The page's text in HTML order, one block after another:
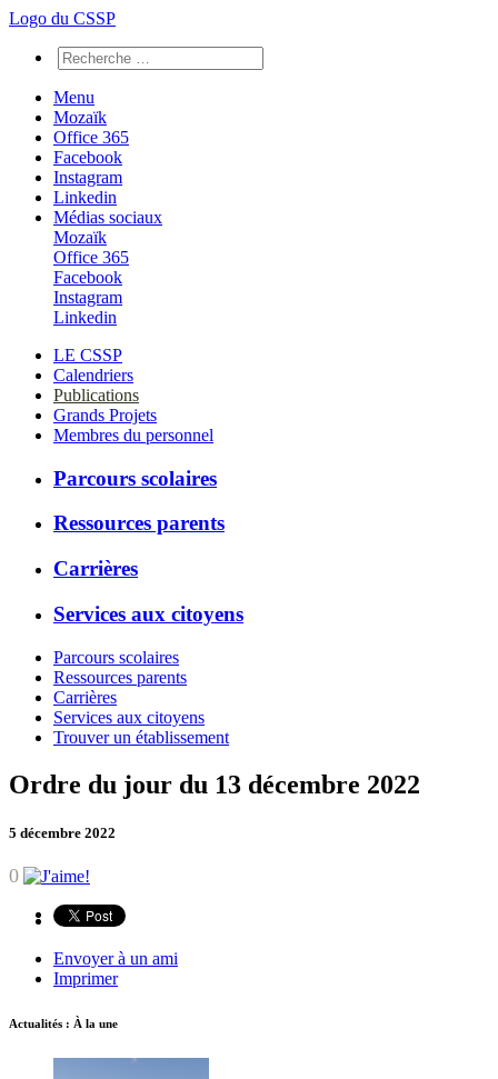
Logo du CSSP
Menu
Mozaïk
Office 365
Facebook
Instagram
Linkedin
Médias sociaux
Mozaïk
Office 365
Facebook
Instagram
Linkedin
LE CSSP
Calendriers
Publications
Grands Projets
Membres du personnel
Parcours scolaires
Ressources parents
Carrières
Services aux citoyens
Parcours scolaires
Ressources parents
Carrières
Services aux citoyens
Trouver un établissement
Ordre du jour du 13 décembre 2022
5 décembre 2022
0
Envoyer à un ami
Imprimer
Actualités : À la une